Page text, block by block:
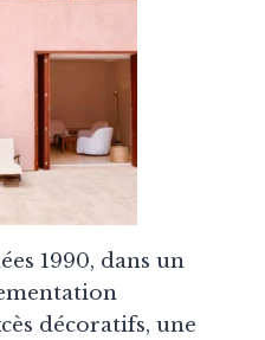
1990, dans un
décoratifs, une